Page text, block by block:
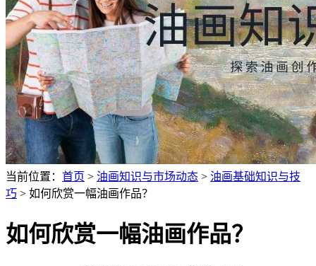
当前位置： 首页 > 油画知识与市场动态 > 油画基础知识与技
巧 > 如何欣赏一幅油画作品？
如何欣赏一幅油画作品？